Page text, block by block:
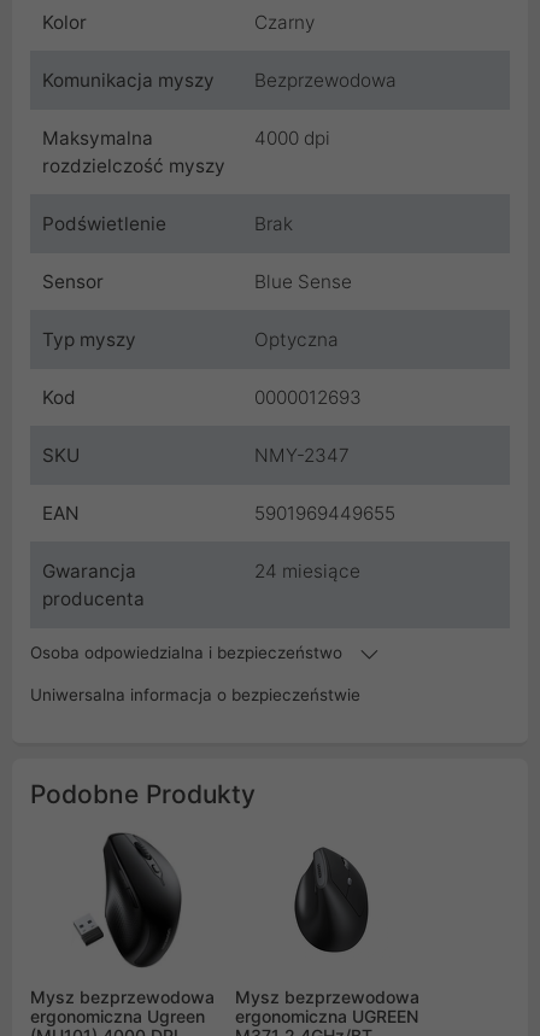
Kolor Czarny
Komunikacja myszy Bezprzewodowa
Maksymalna
rozdzielczość myszy
4000 dpi
Podświetlenie Brak
Sensor Blue Sense
Typ myszy Optyczna
Kod 0000012693
SKU NMY-2347
EAN 5901969449655
Gwarancja
producenta
24 miesiące
Osoba odpowiedzialna i bezpieczeństwo
Uniwersalna informacja o bezpieczeństwie
Podobne Produkty
Mysz bezprzewodowa
ergonomiczna Ugreen
Mysz bezprzewodowa
ergonomiczna UGREEN